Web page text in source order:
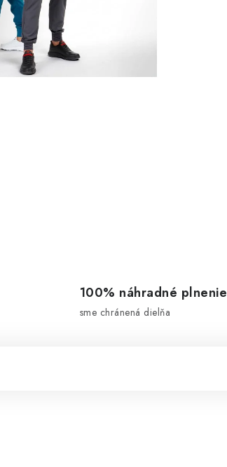
100% náhradné plnenie
sme chránená dielňa